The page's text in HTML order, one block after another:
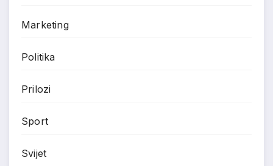
Marketing
Politika
Prilozi
Sport
Svijet